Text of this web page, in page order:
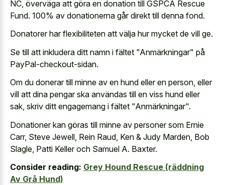
NC, överväga att göra en donation till GSPCA Rescue
Fund. 100% av donationerna går direkt till denna fond.
Donatorer har flexibiliteten att välja hur mycket de vill ge.
Se till att inkludera ditt namn i fältet "Anmärkningar" på
PayPal-checkout-sidan.
Om du donerar till minne av en hund eller en person, eller
vill att dina pengar ska användas till en viss hund eller
sak, skriv ditt engagemang i fältet "Anmärkningar".
Donationer kan göras till minne av personer som Ernie
Carr, Steve Jewell, Rein Raud, Ken & Judy Marden, Bob
Slagle, Patti Keller och Samuel A. Baxter.
Consider reading: Grey Hound Rescue (räddning
Av Grå Hund)